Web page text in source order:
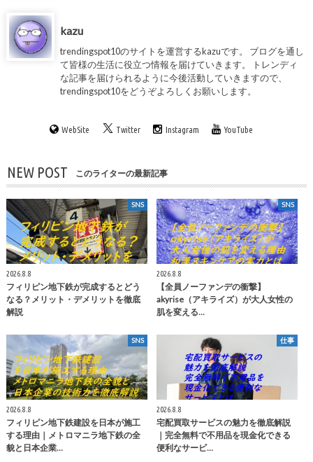
kazu
trendingspot10のサイトを運営するkazuです。 ブログを通し
て皆様の生活に役立つ情報を届けていきます。 トレンディ
な記事を届けられるように今後活動していきますので、
trendingspot10をどうぞよろしくお願いします。
WebSite Twitter Instagram YouTube
NEW POST このライターの最新記事
SNS
2026.8.8
フィリピン地下鉄が完成するとどう
なる？メリット・デメリットを徹底
解説
SNS
2026.8.8
【全員ノーファンデの衝撃】
akyrise（アキライズ）が大人女性の
肌を変える…
SNS
2026.8.8
フィリピン地下鉄建設を日本が施工
する理由｜メトロマニラ地下鉄の全
貌と日本企業…
仕事
2026.8.8
宅配買取サービスの魅力を徹底解説
｜完全無料で不用品を現金化できる
便利なサービ…